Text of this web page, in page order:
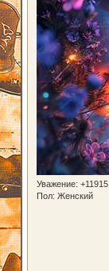
Уважение: +11915
Пол: Женский